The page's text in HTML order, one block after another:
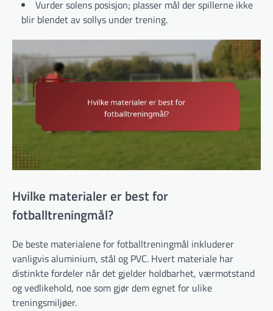
Vurder solens posisjon; plasser mål der spillerne ikke
blir blendet av sollys under trening.
Hvilke materialer er best for
fotballtreningmål?
De beste materialene for fotballtreningmål inkluderer
vanligvis aluminium, stål og PVC. Hvert materiale har
distinkte fordeler når det gjelder holdbarhet, værmotstand
og vedlikehold, noe som gjør dem egnet for ulike
treningsmiljøer.